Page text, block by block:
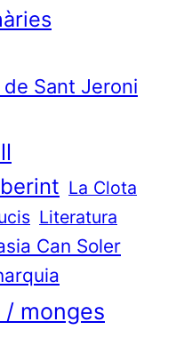
Sant Jeroni
La Clota
Literatura
Can Soler
/ monges